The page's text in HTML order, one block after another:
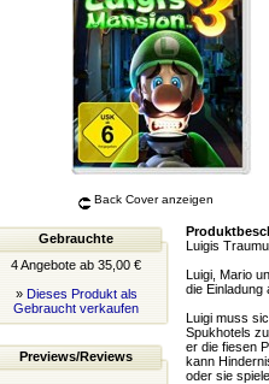
Back Cover anzeigen
Gebrauchte
4 Angebote ab 35,00 €
» Dieses Produkt als
Gebraucht verkaufen
Previews/Reviews
Luigis
Luigi, Mario
die Einladung
Luigi muss
Spukhotels
er die fiesen
kann
oder sie